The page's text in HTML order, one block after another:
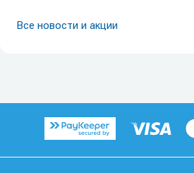
Все новости и акции